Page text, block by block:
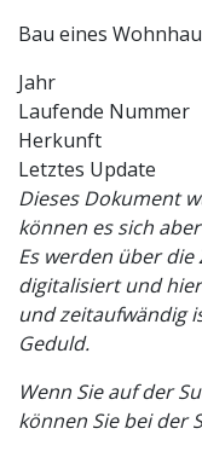
Bau eines
Jahr
Laufende Nummer
Herkunft
Letztes Update
Dieses Dokument
können es sich
Es werden über
digitalisiert und
und zeitaufwändig
Geduld.
Wenn Sie auf der
können Sie bei der